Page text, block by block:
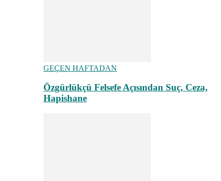
GEÇEN HAFTADAN
Özgürlükçü Felsefe Açısından Suç, Ceza,
Hapishane